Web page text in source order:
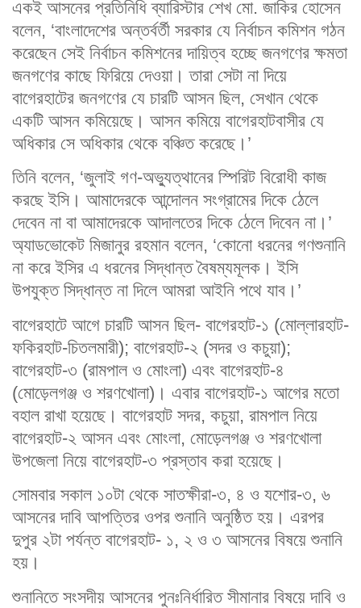
একই আসনের প্রতিনিধি ব্যারিস্টার শেখ মো. জাকির হোসেন
বলেন, ‘বাংলাদেশের অন্তর্বর্তী সরকার যে নির্বাচন কমিশন গঠন
করেছেন সেই নির্বাচন কমিশনের দায়িত্ব হচ্ছে জনগণের ক্ষমতা
জনগণের কাছে ফিরিয়ে দেওয়া। তারা সেটা না দিয়ে
বাগেরহাটের জনগণের যে চারটি আসন ছিল, সেখান থেকে
একটি আসন কমিয়েছে। আসন কমিয়ে বাগেরহাটবাসীর যে
অধিকার সে অধিকার থেকে বঞ্চিত করেছে।’
তিনি বলেন, ‘জুলাই গণ-অভ্যুত্থানের স্পিরিট বিরোধী কাজ
করছে ইসি। আমাদেরকে আন্দোলন সংগ্রামের দিকে ঠেলে
দেবেন না বা আমাদেরকে আদালতের দিকে ঠেলে দিবেন না।’
অ্যাডভোকেট মিজানুর রহমান বলেন, ‘কোনো ধরনের গণশুনানি
না করে ইসির এ ধরনের সিদ্ধান্ত বৈষম্যমূলক। ইসি
উপযুক্ত সিদ্ধান্ত না দিলে আমরা আইনি পথে যাব।’
বাগেরহাটে আগে চারটি আসন ছিল- বাগেরহাট-১ (মোল্লারহাট-
ফকিরহাট-চিতলমারী); বাগেরহাট-২ (সদর ও কচুয়া);
বাগেরহাট-৩ (রামপাল ও মোংলা) এবং বাগেরহাট-৪
(মোড়েলগঞ্জ ও শরণখোলা)। এবার বাগেরহাট-১ আগের মতো
বহাল রাখা হয়েছে। বাগেরহাট সদর, কচুয়া, রামপাল নিয়ে
বাগেরহাট-২ আসন এবং মোংলা, মোড়েলগঞ্জ ও শরণখোলা
উপজেলা নিয়ে বাগেরহাট-৩ প্রস্তাব করা হয়েছে।
সোমবার সকাল ১০টা থেকে সাতক্ষীরা-৩, ৪ ও যশোর-৩, ৬
আসনের দাবি আপত্তির ওপর শুনানি অনুষ্ঠিত হয়। এরপর
দুপুর ২টা পর্যন্ত বাগেরহাট- ১, ২ ও ৩ আসনের বিষয়ে শুনানি
হয়।
শুনানিতে সংসদীয় আসনের পুনঃনির্ধারিত সীমানার বিষয়ে দাবি ও